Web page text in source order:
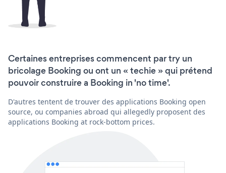
Certaines entreprises commencent par try un
bricolage Booking ou ont un « techie » qui prétend
pouvoir construire a Booking in 'no time'.
D'autres tentent de trouver des applications Booking open
source, ou companies abroad qui allegedly proposent des
applications Booking at rock-bottom prices.